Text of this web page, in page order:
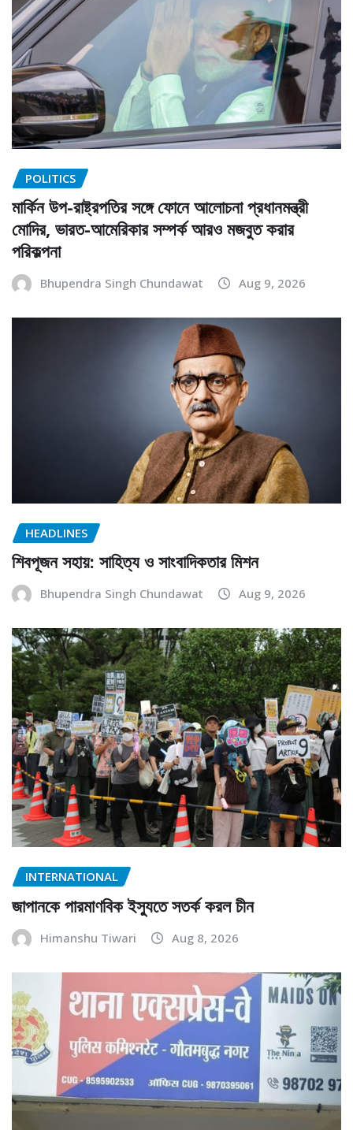
POLITICS
মার্কিন উপ-রাষ্ট্রপতির সঙ্গে ফোনে আলোচনা প্রধানমন্ত্রী
মোদির, ভারত-আমেরিকার সম্পর্ক আরও মজবুত করার
পরিকল্পনা
Bhupendra Singh Chundawat Aug 9, 2026
HEADLINES
শিবপূজন সহায়: সাহিত্য ও সাংবাদিকতার মিশন
Bhupendra Singh Chundawat Aug 9, 2026
INTERNATIONAL
জাপানকে পারমাণবিক ইস্যুতে সতর্ক করল চীন
Himanshu Tiwari Aug 8, 2026